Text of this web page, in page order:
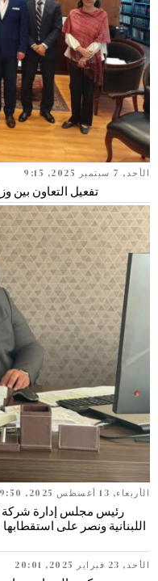
الأحد, 7 سبتمبر 2025, 9:15
تفعيل التعاون بين
الأربعاء, 13 أغسطس 2025, 9:50
اللبنانية ونصر على
الأحد, 23 فبراير 2025, 20:01